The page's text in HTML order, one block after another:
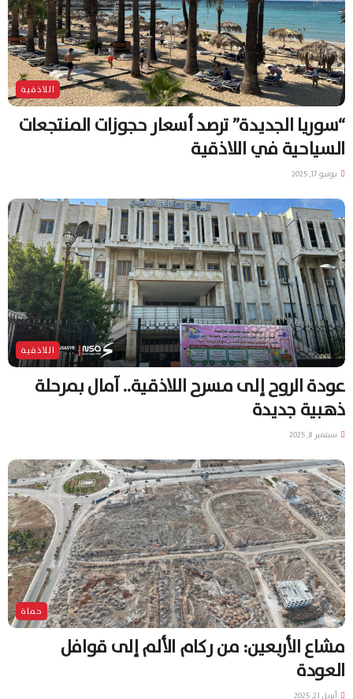
اللاذقية
“سوريا الجديدة” ترصد أسعار حجوزات المنتجعات
السياحية في اللاذقية
يونيو 17, 2025
اللاذقية
عودة الروح إلى مسرح اللاذقية.. آمال بمرحلة
ذهبية جديدة
سبتمبر 8, 2025
حماة
مشاع الأربعين: من ركام الألم إلى قوافل
العودة
أبريل 21, 2025